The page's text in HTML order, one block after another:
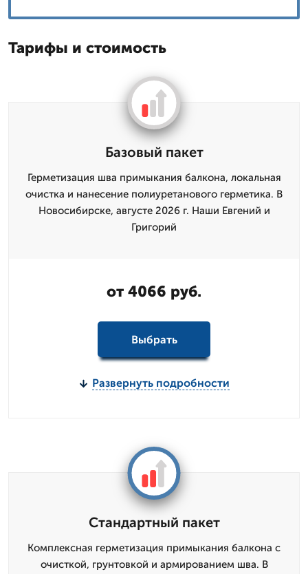
Тарифы и стоимость
Базовый пакет
Герметизация шва примыкания балкона, локальная
очистка и нанесение полиуретанового герметика. В
Новосибирске, августе 2026 г. Наши Евгений и
Григорий
от 4066 руб.
Выбрать
Развернуть подробности
Стандартный пакет
Комплексная герметизация примыкания балкона с
очисткой, грунтовкой и армированием шва. В